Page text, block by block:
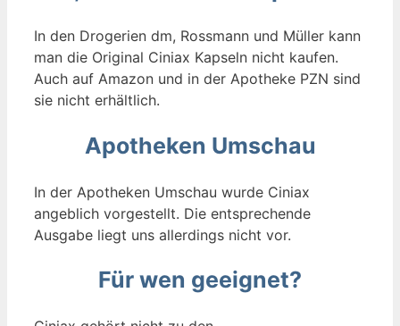
In den Drogerien dm, Rossmann und Müller kann
man die Original Ciniax Kapseln nicht kaufen.
Auch auf Amazon und in der Apotheke PZN sind
sie nicht erhältlich.
Apotheken Umschau
In der Apotheken Umschau wurde Ciniax
angeblich vorgestellt. Die entsprechende
Ausgabe liegt uns allerdings nicht vor.
Für wen geeignet?